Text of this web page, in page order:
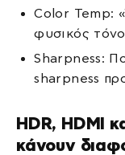
Color Temp:
φυσικός
Sharpness:
sharpness
HDR, HDMI
κάνουν